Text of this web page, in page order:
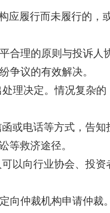
应履行而未履行的，
合理的原则与投诉人
争议的有效解决。
理决定。情况复杂
或电话等方式， 告知
等救济途径。
以向行业协会、投
向仲裁机构申请仲裁。